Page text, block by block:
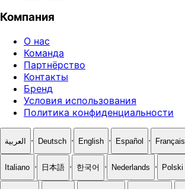
Компания
О нас
Команда
Партнёрство
Контакты
Бренд
Условия использования
Политика конфиденциальности
العربية · Deutsch · English · Español · Français
Italiano · 日本語 · 한국어 · Nederlands · Polski